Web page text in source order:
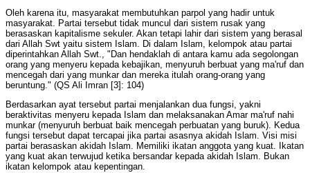
Oleh karena itu, masyarakat membutuhkan parpol yang hadir untuk
masyarakat. Partai tersebut tidak muncul dari sistem rusak yang
berasaskan kapitalisme sekuler. Akan tetapi lahir dari sistem yang berasal
dari Allah Swt yaitu sistem Islam. Di dalam Islam, kelompok atau partai
diperintahkan Allah Swt., "Dan hendaklah di antara kamu ada segolongan
orang yang menyeru kepada kebajikan, menyuruh berbuat yang ma'ruf dan
mencegah dari yang munkar dan mereka itulah orang-orang yang
beruntung." (QS Ali Imran [3]: 104)
Berdasarkan ayat tersebut partai menjalankan dua fungsi, yakni
beraktivitas menyeru kepada Islam dan melaksanakan Amar ma'ruf nahi
munkar (menyuruh berbuat baik mencegah perbuatan yang buruk). Kedua
fungsi tersebut dapat tercapai jika partai asasnya akidah Islam. Visi misi
partai berasaskan akidah Islam. Memiliki ikatan anggota yang kuat. Ikatan
yang kuat akan terwujud ketika bersandar kepada akidah Islam. Bukan
ikatan kelompok atau kepentingan.